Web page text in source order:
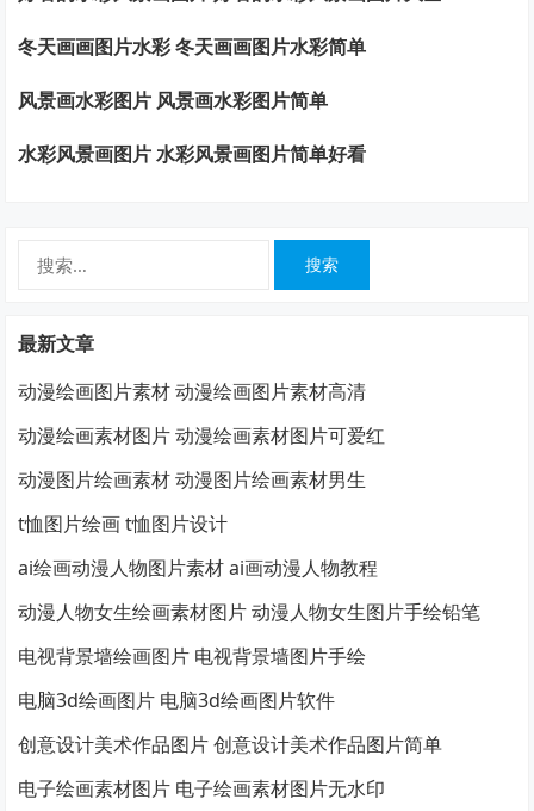
冬天画画图片水彩 冬天画画图片水彩简单
风景画水彩图片 风景画水彩图片简单
水彩风景画图片 水彩风景画图片简单好看
最新文章
动漫绘画图片素材 动漫绘画图片素材高清
动漫绘画素材图片 动漫绘画素材图片可爱红
动漫图片绘画素材 动漫图片绘画素材男生
t恤图片绘画 t恤图片设计
ai绘画动漫人物图片素材 ai画动漫人物教程
动漫人物女生绘画素材图片 动漫人物女生图片手绘铅笔
电视背景墙绘画图片 电视背景墙图片手绘
电脑3d绘画图片 电脑3d绘画图片软件
创意设计美术作品图片 创意设计美术作品图片简单
电子绘画素材图片 电子绘画素材图片无水印